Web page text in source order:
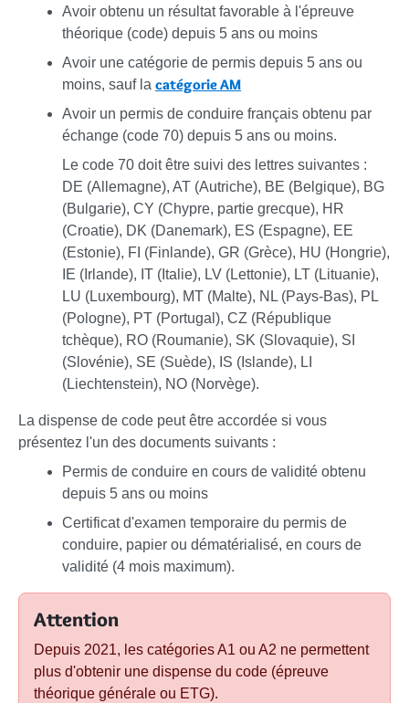
Avoir obtenu un résultat favorable à l'épreuve
théorique (code) depuis 5 ans ou moins
Avoir une catégorie de permis depuis 5 ans ou
moins, sauf la catégorie AM
Avoir un permis de conduire français obtenu par
échange (code 70) depuis 5 ans ou moins.
Le code 70 doit être suivi des lettres suivantes :
DE (Allemagne), AT (Autriche), BE (Belgique), BG
(Bulgarie), CY (Chypre, partie grecque), HR
(Croatie), DK (Danemark), ES (Espagne), EE
(Estonie), FI (Finlande), GR (Grèce), HU (Hongrie),
IE (Irlande), IT (Italie), LV (Lettonie), LT (Lituanie),
LU (Luxembourg), MT (Malte), NL (Pays-Bas), PL
(Pologne), PT (Portugal), CZ (République
tchèque), RO (Roumanie), SK (Slovaquie), SI
(Slovénie), SE (Suède), IS (Islande), LI
(Liechtenstein), NO (Norvège).
La dispense de code peut être accordée si vous
présentez l'un des documents suivants :
Permis de conduire en cours de validité obtenu
depuis 5 ans ou moins
Certificat d'examen temporaire du permis de
conduire, papier ou dématérialisé, en cours de
validité (4 mois maximum).
Attention
Depuis 2021, les catégories A1 ou A2 ne permettent
plus d'obtenir une dispense du code (épreuve
théorique générale ou ETG).